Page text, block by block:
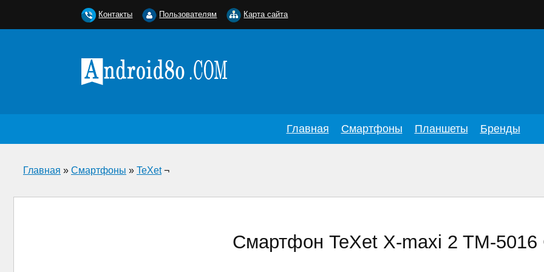
Главная Смартфоны Планшеты Бренды
Главная » Смартфоны » TeXet¬
Смартфон TeXet X-maxi 2 TM-5016
Контакты Пользователям Карта сайта